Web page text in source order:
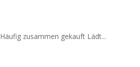
Häufig zusammen gekauft Lädt...